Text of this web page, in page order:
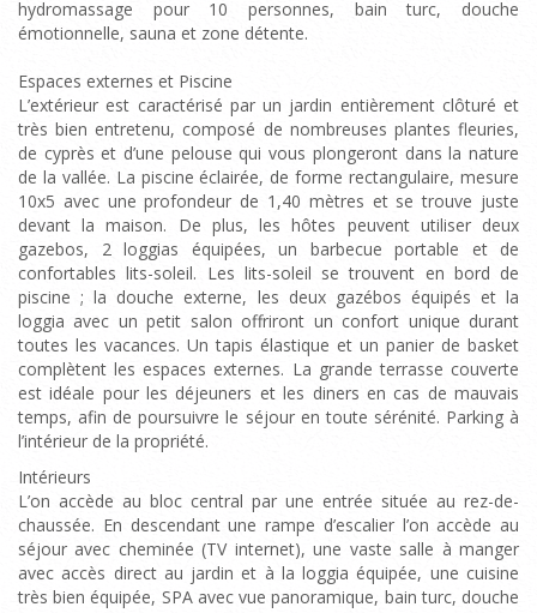
hydromassage pour 10 personnes, bain turc, douche
émotionnelle, sauna et zone détente.
Espaces externes et Piscine
L’extérieur est caractérisé par un jardin entièrement clôturé et
très bien entretenu, composé de nombreuses plantes fleuries,
de cyprès et d’une pelouse qui vous plongeront dans la nature
de la vallée. La piscine éclairée, de forme rectangulaire, mesure
10x5 avec une profondeur de 1,40 mètres et se trouve juste
devant la maison. De plus, les hôtes peuvent utiliser deux
gazebos, 2 loggias équipées, un barbecue portable et de
confortables lits-soleil. Les lits-soleil se trouvent en bord de
piscine ; la douche externe, les deux gazébos équipés et la
loggia avec un petit salon offriront un confort unique durant
toutes les vacances. Un tapis élastique et un panier de basket
complètent les espaces externes. La grande terrasse couverte
est idéale pour les déjeuners et les diners en cas de mauvais
temps, afin de poursuivre le séjour en toute sérénité. Parking à
l’intérieur de la propriété.
Intérieurs
L’on accède au bloc central par une entrée située au rez-de-
chaussée. En descendant une rampe d’escalier l’on accède au
séjour avec cheminée (TV internet), une vaste salle à manger
avec accès direct au jardin et à la loggia équipée, une cuisine
très bien équipée, SPA avec vue panoramique, bain turc, douche